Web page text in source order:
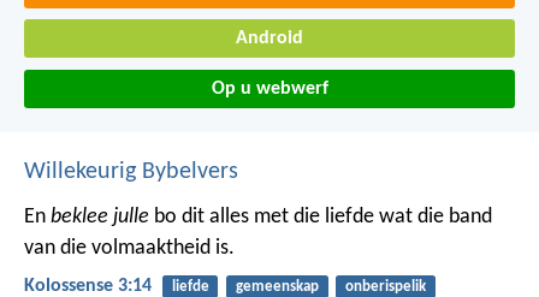
Android
Op u webwerf
Willekeurig Bybelvers
En beklee julle bo dit alles met die liefde wat die band
van die volmaaktheid is.
Kolossense 3:14 liefde gemeenskap onberispelik